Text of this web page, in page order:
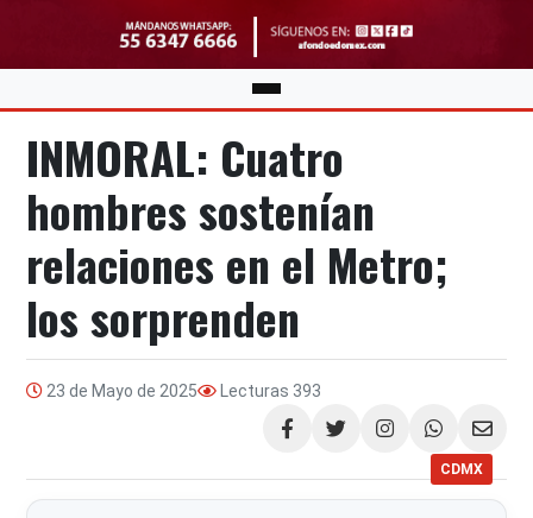
INMORAL: Cuatro
hombres sostenían
relaciones en el Metro;
los sorprenden
23 de Mayo de 2025 Lecturas 393
Compartir
CDMX